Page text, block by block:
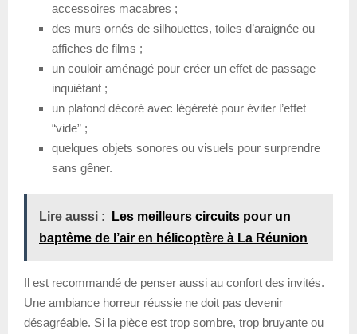
accessoires macabres ;
des murs ornés de silhouettes, toiles d’araignée ou
affiches de films ;
un couloir aménagé pour créer un effet de passage
inquiétant ;
un plafond décoré avec légèreté pour éviter l’effet
“vide” ;
quelques objets sonores ou visuels pour surprendre
sans gêner.
Lire aussi :
Les meilleurs circuits pour un
baptême de l’air en hélicoptère à La Réunion
Il est recommandé de penser aussi au confort des invités.
Une ambiance horreur réussie ne doit pas devenir
désagréable. Si la pièce est trop sombre, trop bruyante ou